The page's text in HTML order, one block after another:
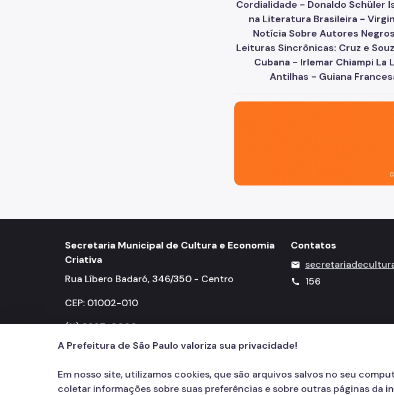
São Paulo, cidade inteligente,
Secretaria Municipal de Cultura e Economia
Criativa
Rua Líbero Badaró, 346/350 - Centro
CEP: 01002-010
(11) 3397-0000
Contatos
mail
call 156
A Prefeitura de São Paulo valoriza sua privacidade!
Em nosso site, utilizamos cookies, que são arquivos salvos no seu
coletar informações sobre suas preferências e sobre outras páginas da